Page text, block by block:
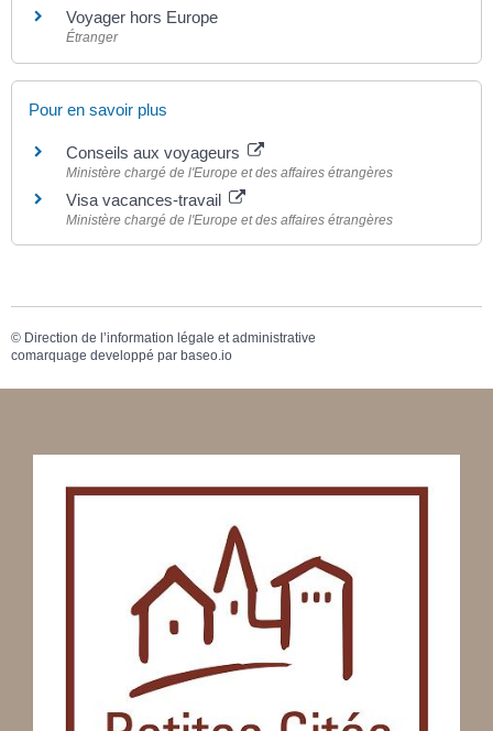
Voyager hors Europe
Étranger
Pour en savoir plus
Conseils aux voyageurs
Ministère chargé de l'Europe et des affaires étrangères
Visa vacances-travail
Ministère chargé de l'Europe et des affaires étrangères
© Direction de l’information légale et administrative
comarquage developpé par baseo.io